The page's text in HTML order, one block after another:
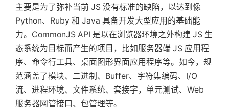
i
o
n
主要是为了弥补当前 JS 没有标准的缺陷，以达到像
Python、Ruby 和 Java 具备开发大型应用的基础能
力。CommonJS API 是以在浏览器环境之外构建 JS 生
态系统为目标而产生的项目，比如服务器端 JS 应用程
序、命令行工具、桌面图形界面应用程序等。如今，规
范涵盖了模块、二进制、Buffer、字符集编码、I/O
流、进程环境、文件系统、套接字，单元测试、Web
服务器网管接口、包管理等。